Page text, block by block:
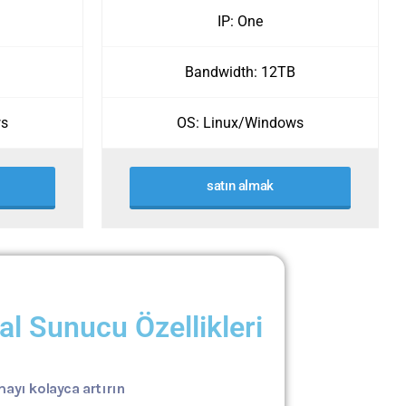
IP: One
Bandwidth: 12TB
OS: Linux/Windows
satın almak
Sunucu Özellikleri
kolayca artırın